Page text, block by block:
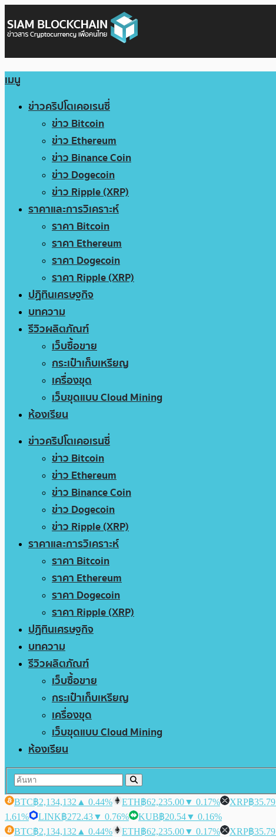
เมนู
ข่าวคริปโตเคอเรนซี่
ข่าว Bitcoin
ข่าว Ethereum
ข่าว Binance Coin
ข่าว Dogecoin
ข่าว Ripple (XRP)
ราคาและการวิเคราะห์
ราคา Bitcoin
ราคา Ethereum
ราคา Dogecoin
ราคา Ripple (XRP)
ปฏิทินเศรษฐกิจ
บทความ
รีวิวผลิตภัณฑ์
เว็บซื้อขาย
กระเป๋าเก็บเหรียญ
เครื่องขุด
เว็บขุดแบบ Cloud Mining
ห้องเรียน
ข่าวคริปโตเคอเรนซี่
ข่าว Bitcoin
ข่าว Ethereum
ข่าว Binance Coin
ข่าว Dogecoin
ข่าว Ripple (XRP)
ราคาและการวิเคราะห์
ราคา Bitcoin
ราคา Ethereum
ราคา Dogecoin
ราคา Ripple (XRP)
ปฏิทินเศรษฐกิจ
บทความ
รีวิวผลิตภัณฑ์
เว็บซื้อขาย
กระเป๋าเก็บเหรียญ
เครื่องขุด
เว็บขุดแบบ Cloud Mining
ห้องเรียน
BTC฿2,134,132 ▲ 0.44% ETH฿62,235.00▼ 0.17% XRP฿35.79
1.61%
LINK฿272.43▼ 0.76% KUB฿20.54▼ 0.16%
BTC฿2,134,132 ▲ 0.44% ETH฿62,235.00▼ 0.17% XRP฿35.79